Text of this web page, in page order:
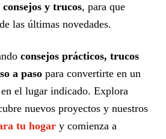
y trucos, para que
las últimas novedades.
consejos prácticos, trucos
a paso para convertirte en un
en el lugar indicado. Explora
nuevos proyectos y nuestros
tu hogar y comienza a